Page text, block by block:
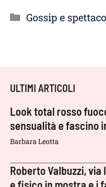
Categorie
Gossip e
ULTIMI ARTICOLI
Look total rosso
sensualità e fascino
Barbara Leotta
Roberto Valbuzzi,